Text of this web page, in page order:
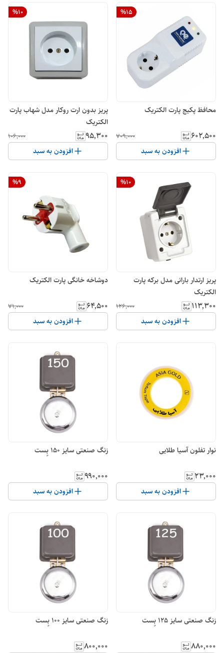
%15
محافظ پکیج پارت الکتریک
۶۰۲٬۵۰۰ ۷۰۹٬۰۰۰
افزودن به سبد
%10
پریز بدون ارت روکار مدل شهاب پارت
الکتریک
۹۵٬۳۰۰ ۱۰۶٬۰۰۰
افزودن به سبد
%10
پریز ارتدار بارانی مدل برکه پارت
الکتریک
۱۱۳٬۳۰۰ ۱۲۶٬۰۰۰
افزودن به سبد
%9
دوشاخه خانگی پارت الکتریک
۶۴٬۵۰۰ ۷۱٬۰۰۰
افزودن به سبد
نوار تفلون آسیا طلایی
۲۳٬۰۰۰
افزودن به سبد
زنگ صنعتی سایز 150 بٍست
۹۹۰٬۰۰۰
افزودن به سبد
زنگ صنعتی سایز 125 بٍست
۸۸۰٬۰۰۰
زنگ صنعتی سایز 100 بٍست
۸۰۰٬۰۰۰